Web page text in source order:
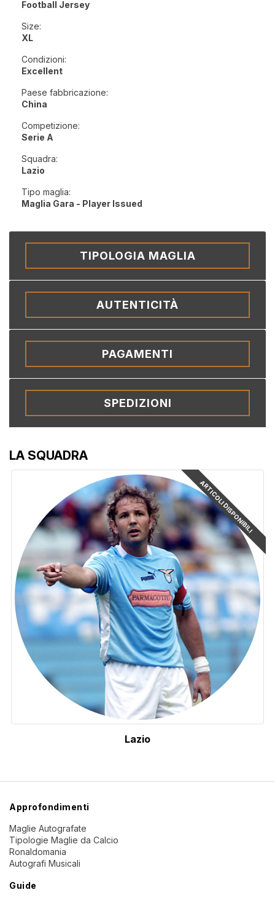
LA SQUADRA
ARTICOLI DISPONIBILI
Lazio
Football Jersey
Size:
XL
Condizioni:
Excellent
Paese fabbricazione:
China
Competizione:
Serie A
Squadra:
Lazio
Tipo maglia:
Maglia Gara - Player Issued
TIPOLOGIA MAGLIA
AUTENTICITÀ
PAGAMENTI
SPEDIZIONI
Approfondimenti
Maglie Autografate
Tipologie Maglie da Calcio
Ronaldomania
Autografi Musicali
Guide